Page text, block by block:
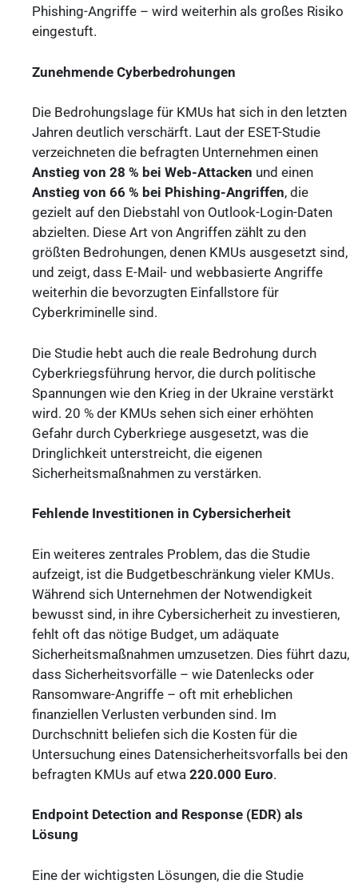
Phishing-Angriffe – wird weiterhin als großes Risiko
eingestuft.
Zunehmende Cyberbedrohungen
Die Bedrohungslage für KMUs hat sich in den letzten
Jahren deutlich verschärft. Laut der ESET-Studie
verzeichneten die befragten Unternehmen einen
Anstieg von 28 % bei Web-Attacken und einen
Anstieg von 66 % bei Phishing-Angriffen, die
gezielt auf den Diebstahl von Outlook-Login-Daten
abzielten. Diese Art von Angriffen zählt zu den
größten Bedrohungen, denen KMUs ausgesetzt sind,
und zeigt, dass E-Mail- und webbasierte Angriffe
weiterhin die bevorzugten Einfallstore für
Cyberkriminelle sind.
Die Studie hebt auch die reale Bedrohung durch
Cyberkriegsführung hervor, die durch politische
Spannungen wie den Krieg in der Ukraine verstärkt
wird. 20 % der KMUs sehen sich einer erhöhten
Gefahr durch Cyberkriege ausgesetzt, was die
Dringlichkeit unterstreicht, die eigenen
Sicherheitsmaßnahmen zu verstärken.
Fehlende Investitionen in Cybersicherheit
Ein weiteres zentrales Problem, das die Studie
aufzeigt, ist die Budgetbeschränkung vieler KMUs.
Während sich Unternehmen der Notwendigkeit
bewusst sind, in ihre Cybersicherheit zu investieren,
fehlt oft das nötige Budget, um adäquate
Sicherheitsmaßnahmen umzusetzen. Dies führt dazu,
dass Sicherheitsvorfälle – wie Datenlecks oder
Ransomware-Angriffe – oft mit erheblichen
finanziellen Verlusten verbunden sind. Im
Durchschnitt beliefen sich die Kosten für die
Untersuchung eines Datensicherheitsvorfalls bei den
befragten KMUs auf etwa 220.000 Euro.
Endpoint Detection and Response (EDR) als
Lösung
Eine der wichtigsten Lösungen, die die Studie